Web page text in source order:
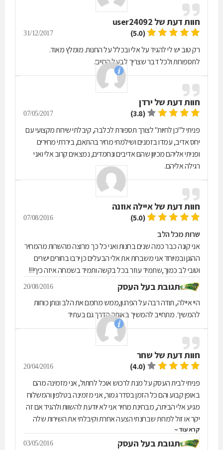
חוות דעת של user24092
(5.0)
31/12/2017
רק טוב יש לי להגיד על אלי ובכלל על החנות. מומלץ מאוד.
לתספורות ולכל דבר שצריך לבעל החיים.
חוות דעת של ירדן
(3.8)
07/05/2017
פניתי ל"כן לחיות" לצורך תספורת לכלבה, קיבלתי שירות מקצועי עם
יחס אדיב, עמדו בזמנים ושילמתי מחיר בהתאם, ביררתי מחירים
ופניתי אליהם מכיוון שהם אדיבים ונחמדים, נמצאים קרוב אלי ואני
רגילה אליהם.
חוות דעת שלאיילה אוזנה
(5.0)
07/08/2016
שרות מכל הלב
אני קונה כבר כמה שנים בחנות ואני כל כך מרוצה מהשרות מהמחיר
ההוגן ובמיוחד אני משבחת את אלי הבעלים כן ירבו בחורים ישרים
וטובי לב כמוך,שתמיד עוזר בכל בקשה ותמיד בשמחה איזה כיף!!!
תגובת בעל העסק 20/08/2016
היי איילה, תודה רבה על הפרגון,ממש מחמם את הלב ונותן כוחות
להמשיך. מתחייב להמשיך באותה הדרך גם בעתיד
חוות דעת של שחר
(4.0)
20/04/2016
פניתי לבית העסק על מנת לרכוש אוכל לחתול, אני מזמינה מהם
באופן קבוע והם כל הזמן בסדר גמור, אני מזמינה בטלפון והמשלוח
מגיע אלי הביתה, מבחינת מחיר אני לא יודעת להשוות ולהגיד אם זה
יקר או זול למרות שבחנתי הצעה אחרת וקיבלתי את השירות שלה
ואף הזמנתי מהם ופשוט לא הגיע לי האוכל אז בחרתי כן לבחור בהם
שוב, בהשוואה לשניהם הטווח מחירים היו דומים.
קרא עוד
תגובת בעל העסק 03/05/2016